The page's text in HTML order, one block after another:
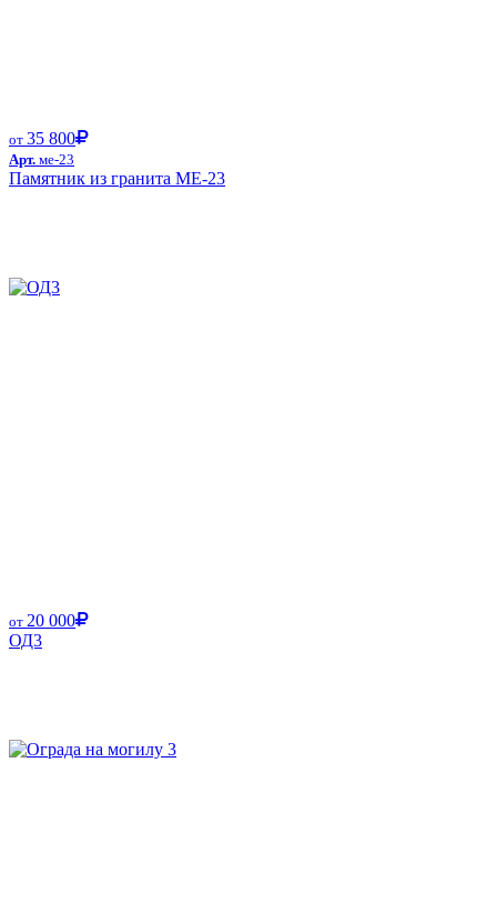
от 35 800
Арт. ме-23
Памятник из гранита ME-23
от 20 000
ОД3